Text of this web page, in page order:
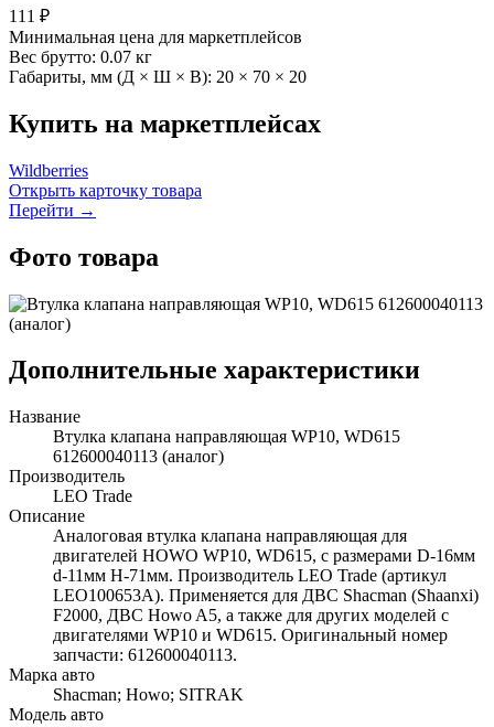
111 ₽
Минимальная цена для маркетплейсов
Вес брутто: 0.07 кг
Габариты, мм (Д × Ш × В): 20 × 70 × 20
Купить на маркетплейсах
Wildberries
Открыть карточку товара
Перейти →
Фото товара
Дополнительные характеристики
Название
Втулка клапана направляющая WP10, WD615
612600040113 (аналог)
Производитель
LEO Trade
Описание
Аналоговая втулка клапана направляющая для
двигателей HOWO WP10, WD615, с размерами D-16мм
d-11мм Н-71мм. Производитель LEO Trade (артикул
LEO100653A). Применяется для ДВС Shacman (Shaanxi)
F2000, ДВС Howo A5, а также для других моделей с
двигателями WP10 и WD615. Оригинальный номер
запчасти: 612600040113.
Марка авто
Shacman; Howo; SITRAK
Модель авто